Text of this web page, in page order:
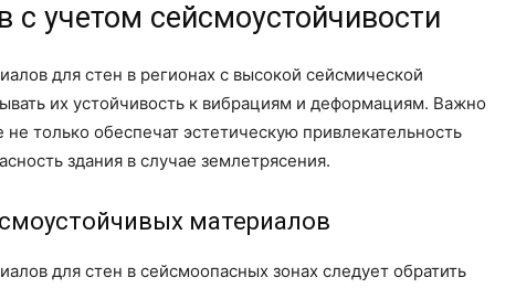
с учетом сейсмоустойчивости
для стен в регионах с высокой сейсмической
их устойчивость к вибрациям и деформациям. Важно
только обеспечат эстетическую привлекательность
здания в случае землетрясения.
материалов
для стен в сейсмоопасных зонах следует обратить